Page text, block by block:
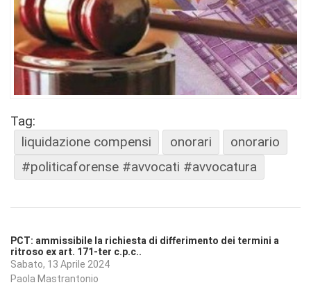
Tag:
liquidazione compensi
onorari
onorario
#politicaforense #avvocati #avvocatura
PCT: ammissibile la richiesta di differimento dei termini a
ritroso ex art. 171-ter c.p.c..
Sabato, 13 Aprile 2024
Paola Mastrantonio